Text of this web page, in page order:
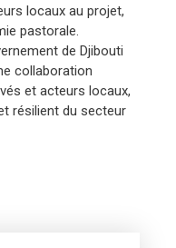
locaux au projet,
pastorale.
de Djibouti
collaboration
et acteurs locaux,
résilient du secteur